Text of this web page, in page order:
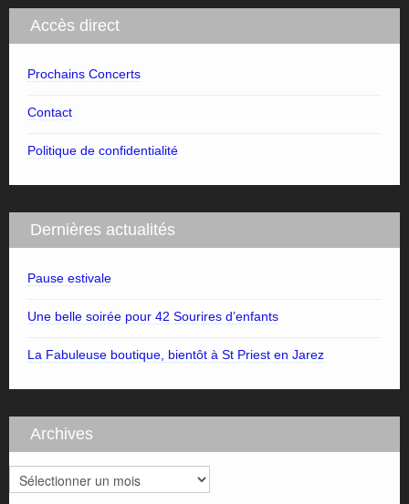
Accès direct
Prochains Concerts
Contact
Politique de confidentialité
Dernières actualités
Pause estivale
Une belle soirée pour 42 Sourires d’enfants
La Fabuleuse boutique, bientôt à St Priest en Jarez
Archives
Archives